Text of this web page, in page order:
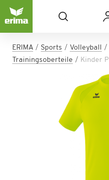
ERIMA Sports Volleyball
Trainingsoberteile
Kinder